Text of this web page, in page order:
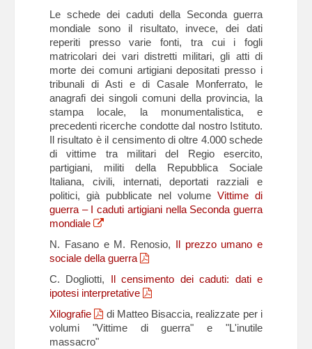
Le schede dei caduti della Seconda guerra
mondiale sono il risultato, invece, dei dati
reperiti presso varie fonti, tra cui i fogli
matricolari dei vari distretti militari, gli atti di
morte dei comuni artigiani depositati presso i
tribunali di Asti e di Casale Monferrato, le
anagrafi dei singoli comuni della provincia, la
stampa locale, la monumentalistica, e
precedenti ricerche condotte dal nostro Istituto.
Il risultato è il censimento di oltre 4.000 schede
di vittime tra militari del Regio esercito,
partigiani, militi della Repubblica Sociale
Italiana, civili, internati, deportati razziali e
politici, già pubblicate nel volume Vittime di
guerra – I caduti artigiani nella Seconda guerra
mondiale
N. Fasano e M. Renosio, Il prezzo umano e
sociale della guerra
C. Dogliotti, Il censimento dei caduti: dati e
ipotesi interpretative
Xilografie
di Matteo Bisaccia, realizzate per i
volumi "Vittime di guerra" e "L'inutile
massacro"